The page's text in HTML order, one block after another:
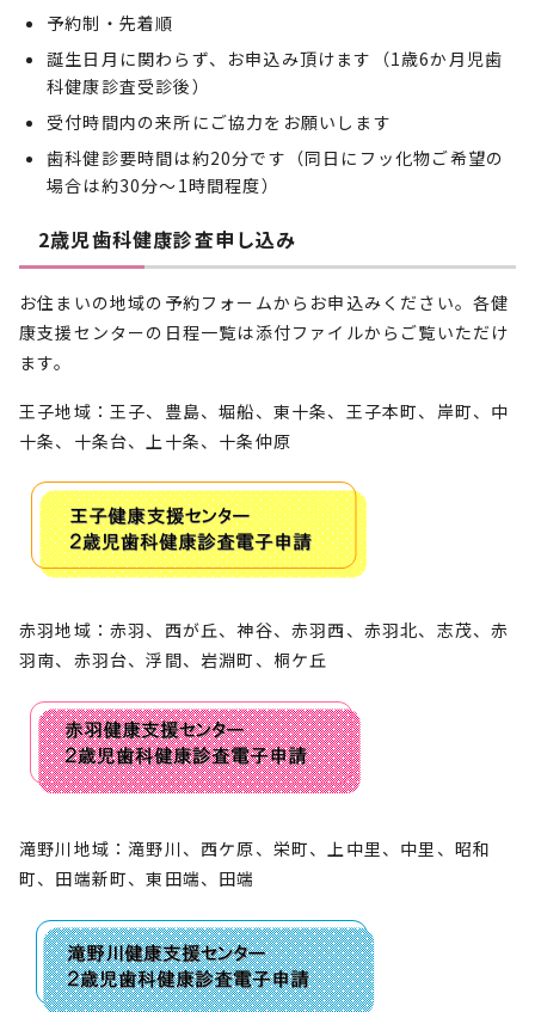
予約制・先着順
誕生日月に関わらず、お申込み頂けます（1歳6か月児歯
科健康診査受診後）
受付時間内の来所にご協力をお願いします
歯科健診要時間は約20分です（同日にフッ化物ご希望の
場合は約30分～1時間程度）
2歳児歯科健康診査申し込み
お住まいの地域の予約フォームからお申込みください。各健
康支援センターの日程一覧は添付ファイルからご覧いただけ
ます。
王子地域：王子、豊島、堀船、東十条、王子本町、岸町、中
十条、十条台、上十条、十条仲原
赤羽地域：赤羽、西が丘、神谷、赤羽西、赤羽北、志茂、赤
羽南、赤羽台、浮間、岩淵町、桐ケ丘
滝野川地域：滝野川、西ケ原、栄町、上中里、中里、昭和
町、田端新町、東田端、田端